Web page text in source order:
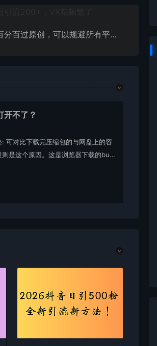
剪映的13大去重方式，百分百过原创，可以规避所有平台的去重机制
开不了？
可对比下载完压缩包的与网盘上的容
是这个原因。这是浏览器下载的bu